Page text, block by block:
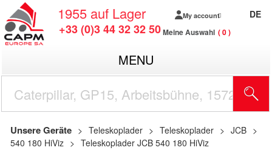
1955 auf Lager
+33 (0)3 44 32 32 50
My account
Meine Auswahl 0
DE
MENU
Unsere Geräte Teleskoplader Teleskoplader
JCB
540 180 HiViz
Teleskoplader JCB 540 180 HiViz